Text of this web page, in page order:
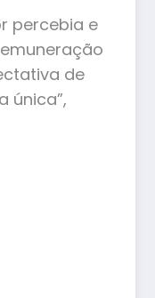
percebia e
de
única”,